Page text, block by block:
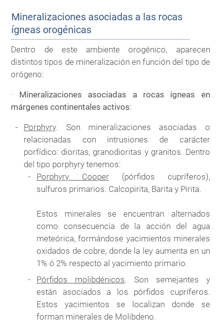
Mineralizaciones asociadas a las rocas
ígneas orogénicas
Dentro de este ambiente orogénico, aparecen
distintos tipos de mineralización en función del tipo de
orógeno:
· Mineralizaciones asociadas a rocas ígneas en
márgenes continentales activos:
Porphyry. Son mineralizaciones asociadas o
relacionadas con intrusiones de carácter
porfídico: dioritas, granodioritas y granitos. Dentro
del tipo porphyry tenemos:
Porphyry Cooper(pórfidos cupríferos),
sulfuros primarios: Calcopirita, Barita y Pirita.
Estos minerales se encuentran alternados
como consecuencia de la acción del agua
meteórica, formándose yacimientos minerales
oxidados de cobre, donde la ley aumenta en un
1% ó 2% respecto al yacimiento primario.
Pórfidos molibdénicos. Son semejantes y
están asociados a los pórfidos cupríferos.
Estos yacimientos se localizan donde se
forman minerales de Molibdeno.